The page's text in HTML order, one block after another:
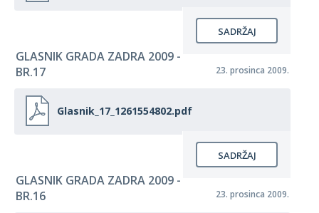
SADRŽAJ
GLASNIK GRADA ZADRA 2009 -
BR.17
23. prosinca 2009.
Glasnik_17_1261554802.pdf
SADRŽAJ
GLASNIK GRADA ZADRA 2009 -
BR.16
23. prosinca 2009.